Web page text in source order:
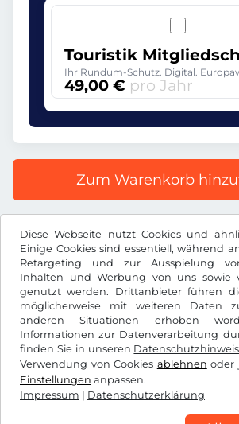
Diese Webseite nutzt Cookies und
Einige Cookies sind essentiell, während
Retargeting und zur Ausspielung
Inhalten und Werbung von uns sowie
genutzt werden. Drittanbieter führen
möglicherweise mit weiteren Daten
anderen Situationen erhoben
Informationen zur Datenverarbeitung
finden Sie in unseren
Verwendung von Cookies ablehnen oder
Einstellungen anpassen.
Impressum | Datenschutzerklärung
Touristik
Ihr Rundum-Schutz. Digital.
49,00 € pro Jahr
Zum Warenkorb
Alle Preise inkl. gesetzlicher MwSt.
€EUR
Facebook Instagram
AGB / Widerrufsrecht
Impressum